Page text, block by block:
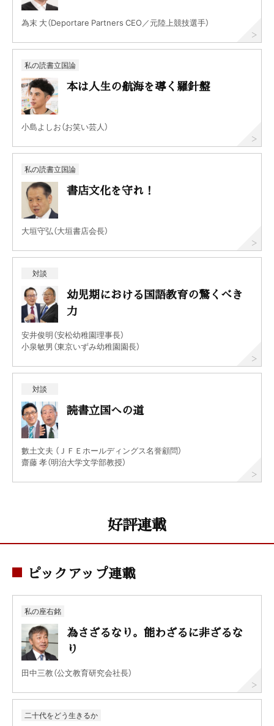
為末 大（Deportare Partners CEO／元陸上競技選手）
私の読書立国論
本は人生の航海を導く羅針盤
小島よしお（お笑い芸人）
私の読書立国論
書店文化を守れ！
大垣守弘（大垣書店会長）
対談
幼児期における国語教育の驚くべき
力
安井俊明（安松幼稚園理事長）
小泉敏男（東京いずみ幼稚園園長）
対談
読書立国への道
數土文夫 （ＪＦＥホールディングス名誉顧問）
齋藤 孝（明治大学文学部教授）
好評連載
ピックアップ連載
私の座右銘
為さざるなり。能わざるに非ざるな
り
田中三教（公文教育研究会社長）
二十代をどう生きるか